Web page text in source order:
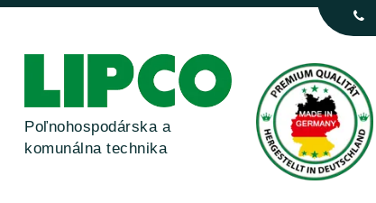
Poľnohospodárska a
komunálna technika